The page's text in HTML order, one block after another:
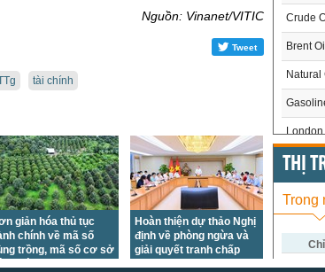
Nguồn: Vinanet/VITIC
Tweet
tài chính
giản hóa thủ tục
chính về mã số
trồng, mã số cơ sở
Hoàn thiện dự thảo Nghị
định về phòng ngừa và
giải quyết tranh chấp
Crude
Brent
Natural
London
US
US
US
THỊ
Trong